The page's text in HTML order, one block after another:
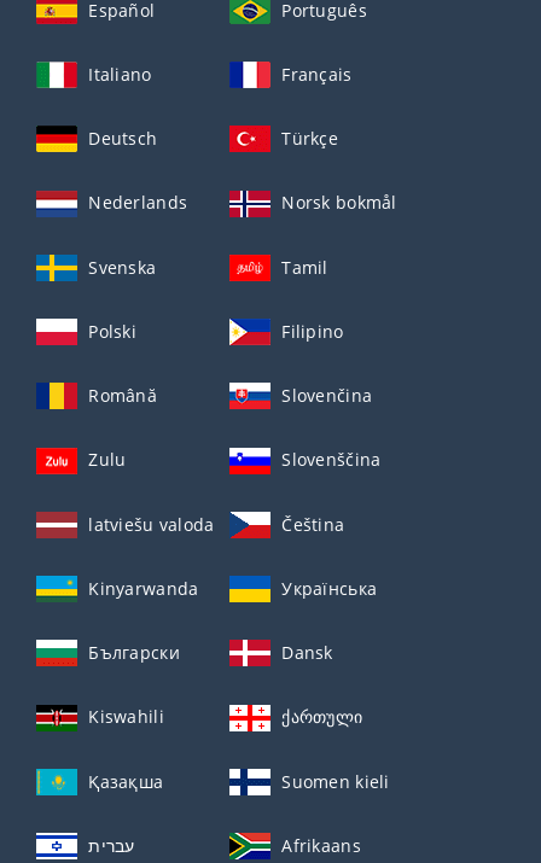
Español Português
Italiano Français
Deutsch Türkçe
Nederlands Norsk bokmål
Svenska Tamil
Polski Filipino
Română Slovenčina
Zulu Slovenščina
latviešu valoda Čeština
Kinyarwanda Українська
Български Dansk
Kiswahili ქართული
Қазақша Suomen kieli
עברית Afrikaans